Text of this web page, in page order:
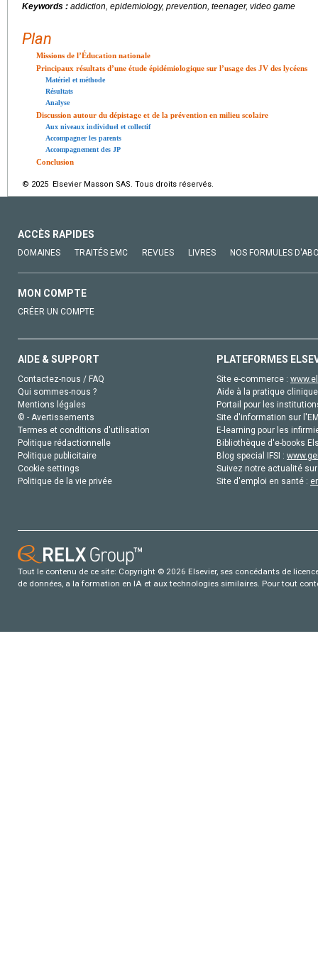
Keywords : addiction, epidemiology, prevention, teenager, video game
Plan
Missions de l’Éducation nationale
Principaux résultats d’une étude épidémiologique sur l’usage des JV des lycéens
Matériel et méthode
Résultats
Analyse
Discussion autour du dépistage et de la prévention en milieu scolaire
Aux niveaux individuel et collectif
Accompagner les parents
Accompagnement des JP
Conclusion
© 2025 Elsevier Masson SAS. Tous droits réservés.
ACCÈS RAPIDES
DOMAINES TRAITÉS EMC REVUES LIVRES NOS FORMULES
MON COMPTE
CRÉER UN COMPTE
AIDE & SUPPORT
Contactez-nous / FAQ
Qui sommes-nous ?
Mentions légales
© - Avertissements
Termes et conditions d'utilisation
Politique rédactionnelle
Politique publicitaire
Cookie settings
Politique de la vie privée
PLATEFORMES
Site e-commerce :
Aide à la pratique
Portail pour les
Site d'information sur
E-learning pour les
Bibliothèque d'e-books
Blog special IFSI :
Suivez notre actualité
Site d'emploi en santé :
Tout le contenu de ce site: Copyright © 2026 Elsevier, ses concédants de
de données, a la formation en IA et aux technologies similaires. Pour tout